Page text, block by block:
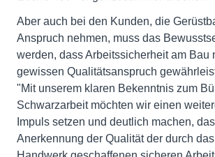
Aber auch bei den Kunden, die
Anspruch nehmen, muss das
werden, dass Arbeitssicherheit am Bau
gewissen Qualitätsanspruch
"Mit unserem klaren Bekenntnis zum
Schwarzarbeit möchten wir einen
Impuls setzen und deutlich machen,
Anerkennung der Qualität der durch